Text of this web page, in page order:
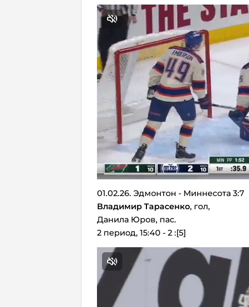
01.02.26. Эдмонтон - Миннесота 3:7
Владимир Тарасенко, гол,
Данила Юров, пас.
2 период, 15:40 - 2 :[5]